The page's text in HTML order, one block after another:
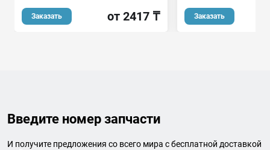
Заказать от 2417 ₸ Заказать
Введите номер запчасти
И получите предложения со всего мира с бесплатной доставкой